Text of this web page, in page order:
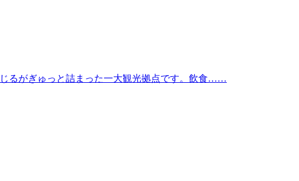
るがぎゅっと詰まった一大観光拠点です。飲食……